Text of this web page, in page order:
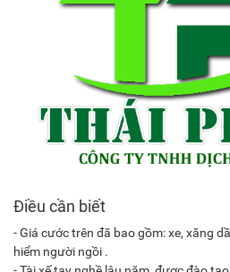
Điều cần biết
- Giá cước trên đã bao gồm: xe, xăng
hiểm người ngồi .